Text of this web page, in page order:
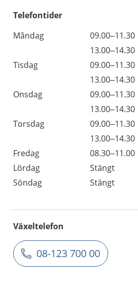
Telefontider
Måndag
09.00–11.30
13.00–14.30
Tisdag
09.00–11.30
13.00–14.30
Onsdag
09.00–11.30
13.00–14.30
Torsdag
09.00–11.30
13.00–14.30
Fredag
08.30–11.00
Lördag
Stängt
Söndag
Stängt
Växeltelefon
08-123 700 00